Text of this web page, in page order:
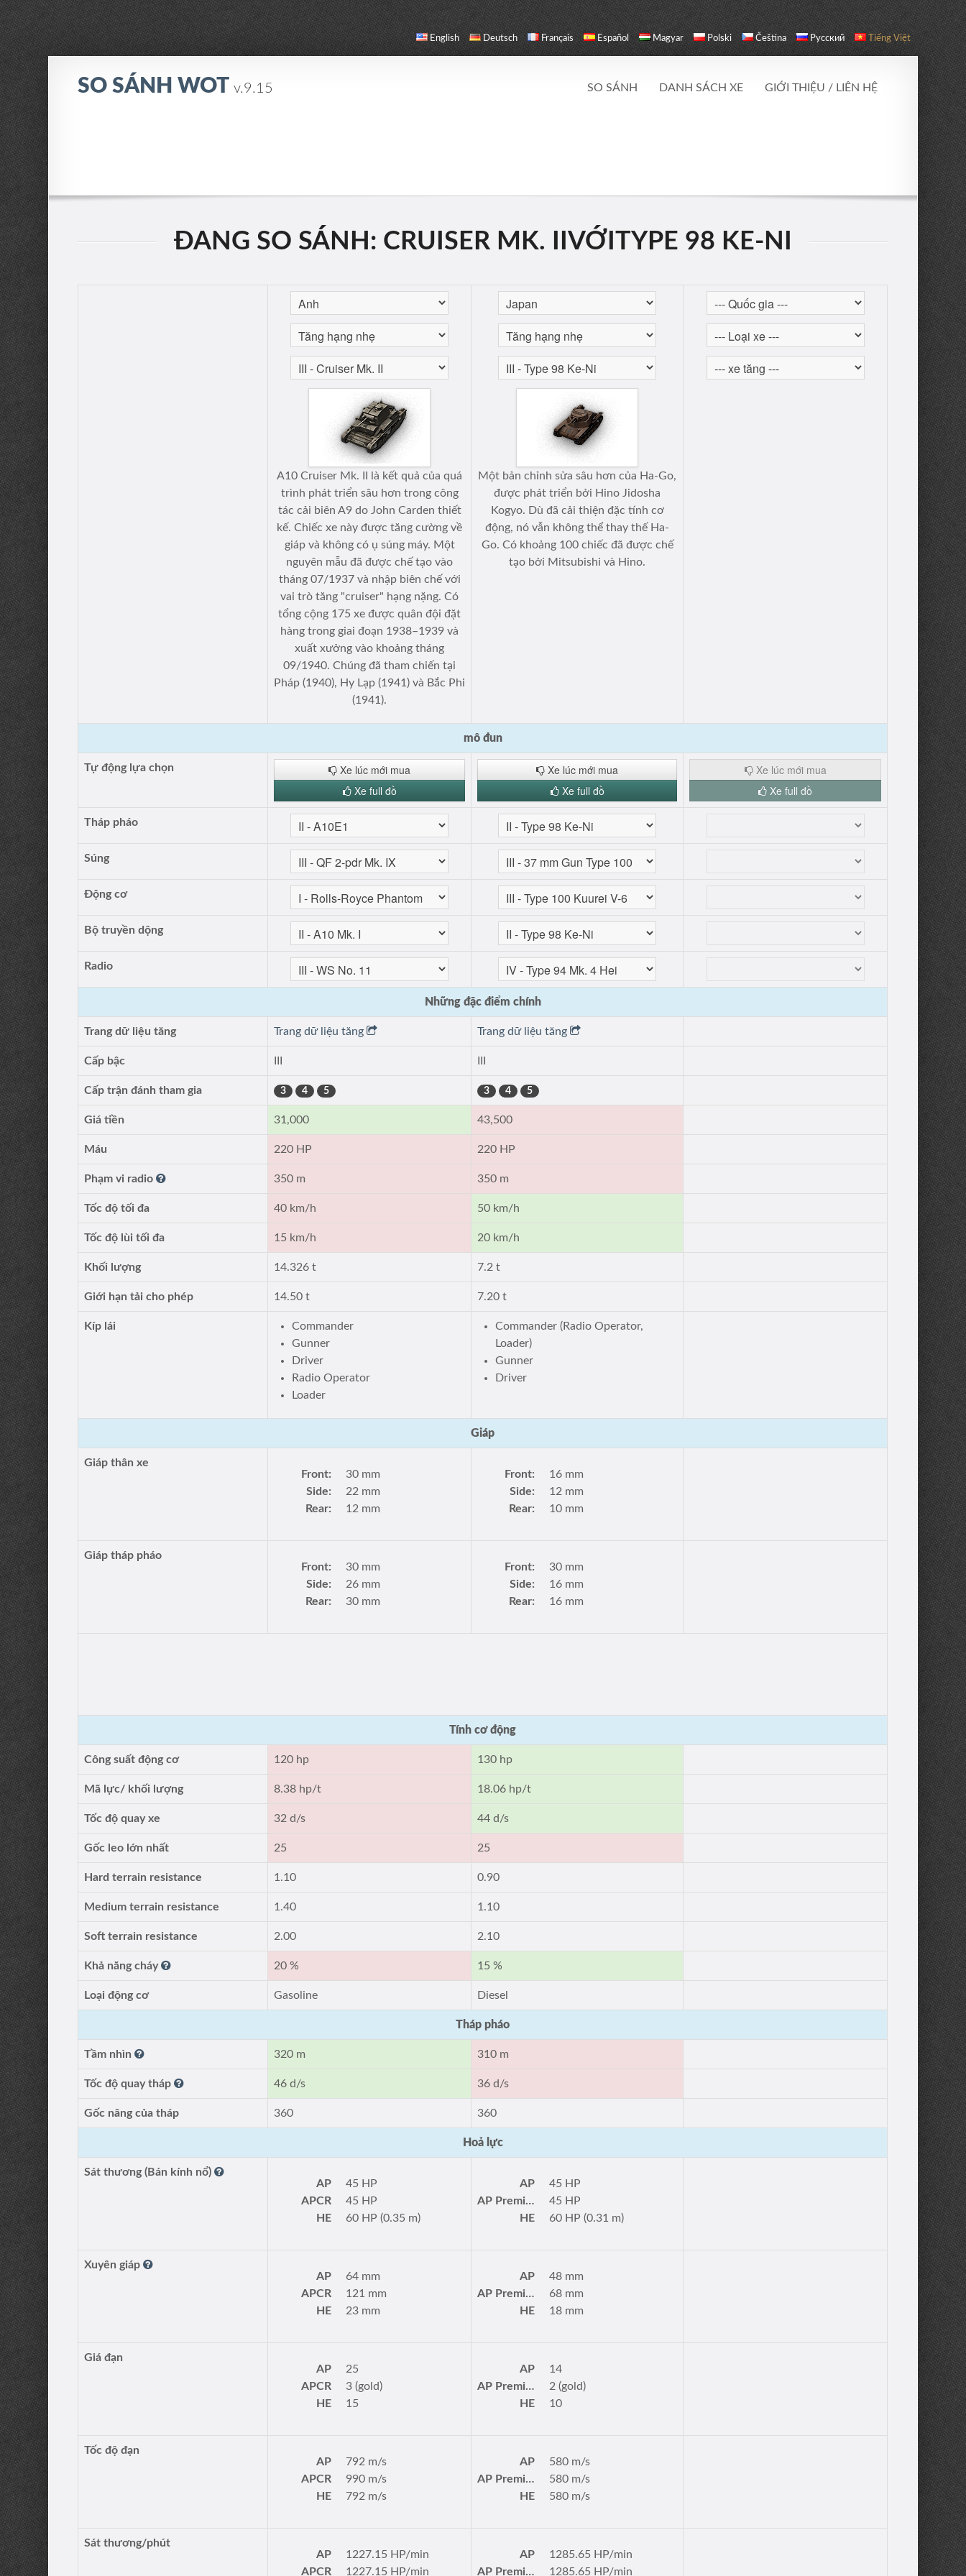
English Deutsch Français Español Magyar Polski Čeština Русский Tiếng Việt
SO SÁNH WOTv.9.15 SO SÁNH DANH SÁCH XE GIỚI THIỆU / LIÊN HỆ
ĐANG SO SÁNH: CRUISER MK. IIVỚITYPE 98 KE-NI
A10 Cruiser Mk. II là kết quả của quá
trình phát triển sâu hơn trong công
tác cải biên A9 do John Carden thiết
kế. Chiếc xe này được tăng cường về
giáp và không có ụ súng máy. Một
nguyên mẫu đã được chế tạo vào
tháng 07/1937 và nhập biên chế với
vai trò tăng "cruiser" hạng nặng. Có
tổng cộng 175 xe được quân đội đặt
hàng trong giai đoạn 1938–1939 và
xuất xưởng vào khoảng tháng
09/1940. Chúng đã tham chiến tại
Pháp (1940), Hy Lạp (1941) và Bắc Phi
(1941).
Một bản chỉnh sửa sâu hơn của Ha-Go,
được phát triển bởi Hino Jidosha
Kogyo. Dù đã cải thiện đặc tính cơ
động, nó vẫn không thể thay thế Ha-
Go. Có khoảng 100 chiếc đã được chế
tạo bởi Mitsubishi và Hino.
mô đun
Tự động lựa chọn
Xe lúc mới mua
Xe full đồ
Xe lúc mới mua
Xe full đồ
Xe lúc mới mua
Xe full đồ
Tháp pháo
Súng
Động cơ
Bộ truyền dộng
Radio
Những đặc điểm chính
Trang dữ liệu tăng Trang dữ liệu tăng Trang dữ liệu tăng
Cấp bậc
Cấp trận đánh tham gia 3 4 5 3 4 5
Giá tiền 31,000 43,500
Máu 220 HP 220 HP
Phạm vi radio 350 m 350 m
Tốc độ tối đa 40 km/h 50 km/h
Tốc độ lùi tối đa 15 km/h 20 km/h
Khối lượng 14.326 t 7.2 t
Giới hạn tải cho phép 14.50 t 7.20 t
Kíp lái
Commander
Gunner
Driver
Radio Operator
Loader
Commander (Radio Operator,
Loader)
Gunner
Driver
Giáp
Giáp thân xe
Front:
30 mm
Side:
22 mm
Rear:
12 mm
Front:
16 mm
Side:
12 mm
Rear:
10 mm
Giáp tháp pháo
Front:
30 mm
Side:
26 mm
Rear:
30 mm
Front:
30 mm
Side:
16 mm
Rear:
16 mm
Tính cơ động
Công suất động cơ 120 hp 130 hp
Mã lực/ khối lượng 8.38 hp/t 18.06 hp/t
Tốc độ quay xe 32 d/s 44 d/s
Gốc leo lớn nhất 25 25
Hard terrain resistance 1.10 0.90
Medium terrain resistance 1.40 1.10
Soft terrain resistance 2.00 2.10
Khả năng cháy 20 % 15 %
Loại động cơ Gasoline Diesel
Tháp pháo
Tầm nhìn 320 m 310 m
Tốc độ quay tháp 46 d/s 36 d/s
Gốc nâng của tháp 360 360
Hoả lực
Sát thương (Bán kính nổ)
AP
45 HP
APCR
45 HP
HE
60 HP (0.35 m)
AP
45 HP
AP Premium
45 HP
HE
60 HP (0.31 m)
Xuyên giáp
AP
64 mm
APCR
121 mm
HE
23 mm
AP
48 mm
AP Premium
68 mm
HE
18 mm
Giá đạn
AP
25
APCR
3 (gold)
HE
15
AP
14
AP Premium
2 (gold)
HE
10
Tốc độ đạn
AP
792 m/s
APCR
990 m/s
HE
792 m/s
AP
580 m/s
AP Premium
580 m/s
HE
580 m/s
Sát thương/phút
AP
1227.15 HP/min
APCR
1227.15 HP/min
AP
1285.65 HP/min
AP Premium
1285.65 HP/min